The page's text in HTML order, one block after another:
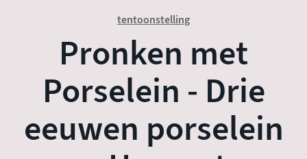
tentoonstelling
Pronken met
Porselein - Drie
eeuwen porselein